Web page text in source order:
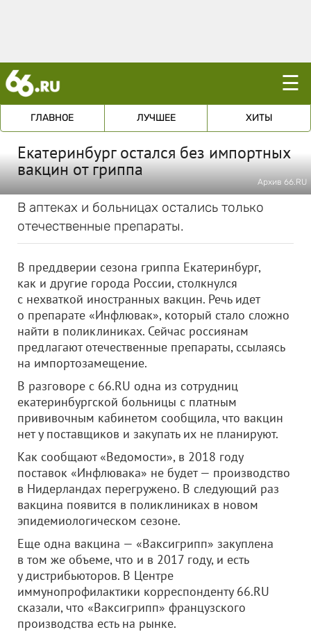
☰
ГЛАВНОЕ ЛУЧШЕЕ ХИТЫ
Екатеринбург остался без импортных
вакцин от гриппа
Архив 66.RU
В аптеках и больницах остались только
отечественные препараты.
В преддверии сезона гриппа Екатеринбург,
как и другие города России, столкнулся
с нехваткой иностранных вакцин. Речь идет
о препарате «Инфлювак», который стало сложно
найти в поликлиниках. Сейчас россиянам
предлагают отечественные препараты, ссылаясь
на импортозамещение.
В разговоре с 66.RU одна из сотрудниц
екатеринбургской больницы с платным
прививочным кабинетом сообщила, что вакцин
нет у поставщиков и закупать их не планируют.
Как сообщают «Ведомости», в 2018 году
поставок «Инфлювака» не будет — производство
в Нидерландах перегружено. В следующий раз
вакцина появится в поликлиниках в новом
эпидемиологическом сезоне.
Еще одна вакцина — «Ваксигрипп» закуплена
в том же объеме, что и в 2017 году, и есть
у дистрибьюторов. В Центре
иммунопрофилактики корреспонденту 66.RU
сказали, что «Ваксигрипп» французского
производства есть на рынке.